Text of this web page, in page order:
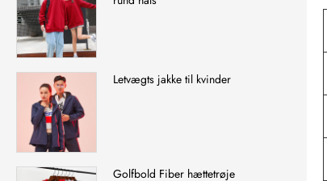
Letvægts jakke til kvinder
Golfbold Fiber hættetrøje